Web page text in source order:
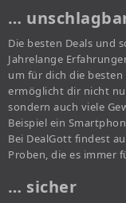
…
Die besten Deals und
Jahrelange
um für dich die
ermöglicht dir nicht
sondern auch viele
Beispiel ein
Bei DealGott findest
Proben, die es immer
… sicher